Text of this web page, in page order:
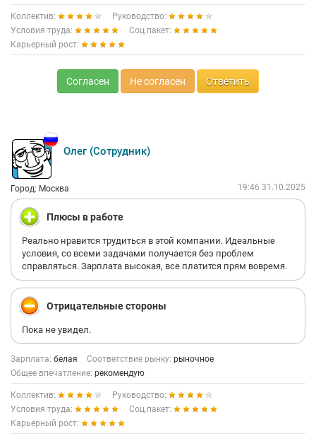
Коллектив:
Руководство:
Условия труда:
Соц.пакет:
Карьерный рост:
Согласен Не согласен Ответить
Олег (Сотрудник)
Город: Москва 19:46 31.10.2025
Плюсы в работе
Реально нравится трудиться в этой компании. Идеальные
условия, со всеми задачами получается без проблем
справляться. Зарплата высокая, все платится прям вовремя.
Отрицательные стороны
Пока не увидел.
Зарплата: белая Соответствие рынку: рыночное
Общее впечатление: рекомендую
Коллектив:
Руководство:
Условия труда:
Соц.пакет:
Карьерный рост: